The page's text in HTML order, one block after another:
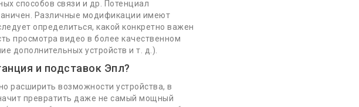
способов связи и др. Потенциал
Различные модификации имеют
определиться, какой конкретно важен
просмотра видео в более качественном
дополнительных устройств и т. д.).
и подставок Эпл?
расширить возможности устройства, в
превратить даже не самый мощный
Контакты